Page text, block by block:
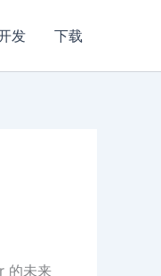
发 下载
的未来